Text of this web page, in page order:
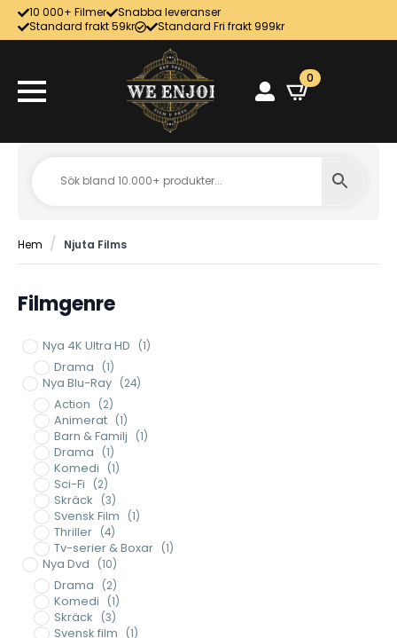
10 000+ Filmer
Snabba leveranser
Standard frakt 59kr
Standard Fri frakt 999kr
0
Hem Njuta Films
Filmgenre
Nya 4K Ultra HD (1)
Drama (1)
Nya Blu-Ray (24)
Action (2)
Animerat (1)
Barn & Familj (1)
Drama (1)
Komedi (1)
Sci-Fi (2)
Skräck (3)
Svensk Film (1)
Thriller (4)
Tv-serier & Boxar (1)
Nya Dvd (10)
Drama (2)
Komedi (1)
Skräck (3)
Svensk film (1)